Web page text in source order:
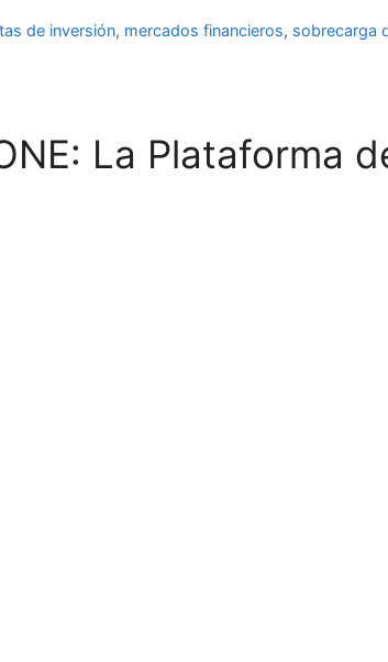
de inversión, mercados financieros, sobrecarga
La Plataforma